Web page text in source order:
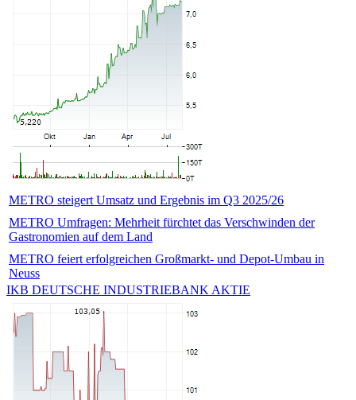
METRO steigert Umsatz und Ergebnis im Q3 2025/26
METRO Umfragen: Mehrheit fürchtet das Verschwinden der
Gastronomien auf dem Land
METRO feiert erfolgreichen Großmarkt- und Depot-Umbau in
Neuss
IKB DEUTSCHE INDUSTRIEBANK AKTIE